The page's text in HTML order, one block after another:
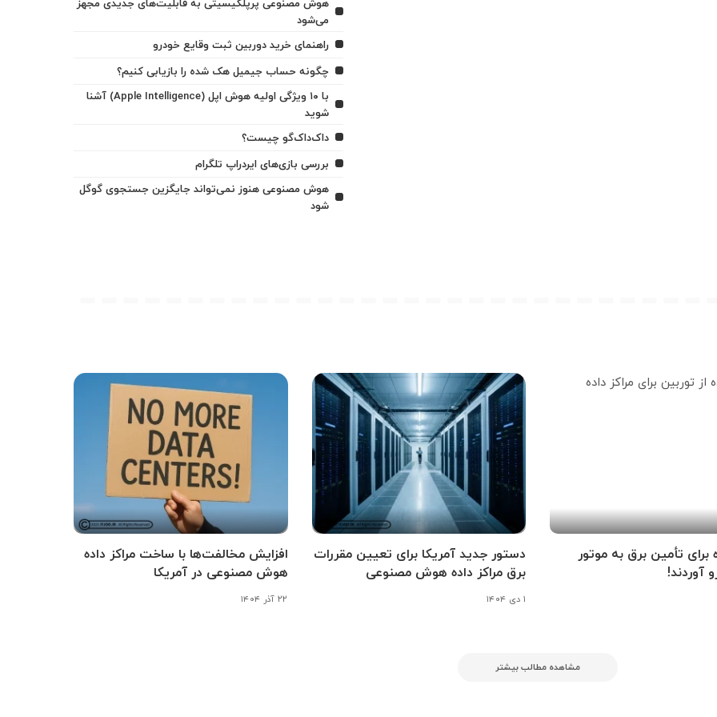
هوش مصنوعی پرپلکیسیتی به قابلیت‌های جدیدی مجهز
می‌شود
راهنمای خرید دوربین ثبت وقایع خودرو
چگونه حساب جیمیل هک شده را بازیابی کنیم؟
با ۱۰ ویژگی اولیه هوش اپل (Apple Intelligence) آشنا
شوید
داک‌داک‌گو چیست؟
بررسی بازی‌های ایردراپ تلگرام
هوش مصنوعی هنوز نمی‌تواند جایگزین جستجوی گوگل
شود
برای تأمین برق به موتور
آوردند!
دستور جدید آمریکا برای تعیین مقررات
برق مراکز داده هوش مصنوعی
۱ دی ۱۴۰۴
افزایش مخالفت‌ها با ساخت مراکز داده
هوش مصنوعی در آمریکا
۲۲ آذر ۱۴۰۴
مشاهده مطالب بیشتر